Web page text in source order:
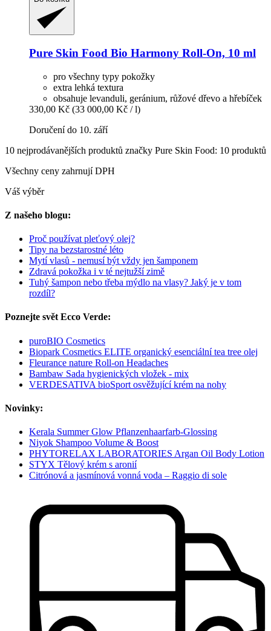
Pure Skin Food Bio Harmony Roll-​On, 10 ml
pro všechny typy pokožky
extra lehká textura
obsahuje levanduli, geránium, růžové dřevo a hřebíček
330,00 Kč (33 000,00 Kč / l)
Doručení do 10. září
10 nejprodávanějších produktů značky Pure Skin Food: 10 produktů
Všechny ceny zahrnují DPH
Váš výběr
Z našeho blogu:
Proč používat pleťový olej?
Tipy na bezstarostné léto
Mytí vlasů - nemusí být vždy jen šamponem
Zdravá pokožka i v té nejtužší zimě
Tuhý šampon nebo třeba mýdlo na vlasy? Jaký je v tom
rozdíl?
Poznejte svět Ecco Verde:
puroBIO Cosmetics
Biopark Cosmetics ELITE organický esenciální tea tree olej
Fleurance nature Roll-on Headaches
Bambaw Sada hygienických vložek - mix
VERDESATIVA bioSport osvěžující krém na nohy
Novinky:
Kerala Summer Glow Pflanzenhaarfarb-Glossing
Niyok Shampoo Volume & Boost
PHYTORELAX LABORATORIES Argan Oil Body Lotion
STYX Tělový krém s aronií
Citrónová a jasmínová vonná voda – Raggio di sole